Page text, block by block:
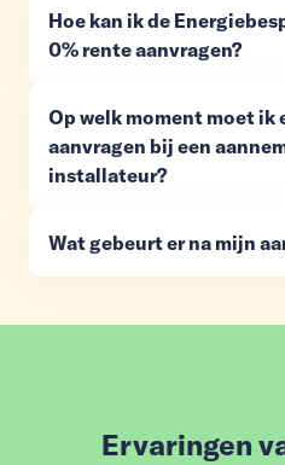
Hoe kan ik de
0% rente aanvragen?
Op welk moment moet ik
aanvragen bij een
installateur?
Wat gebeurt er na mijn
Ervaringen